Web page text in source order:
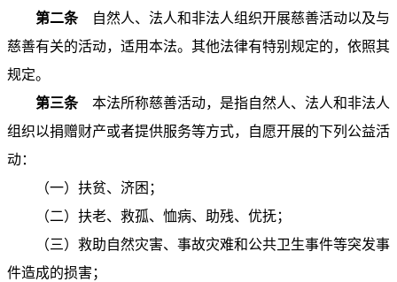
第二条自然人、法人和非法人组织开展慈善活动以及与
慈善有关的活动，适用本法。其他法律有特别规定的，依照其
规定。
第三条本法所称慈善活动，是指自然人、法人和非法人
组织以捐赠财产或者提供服务等方式，自愿开展的下列公益活
动：
（一）扶贫、济困；
（二）扶老、救孤、恤病、助残、优抚；
（三）救助自然灾害、事故灾难和公共卫生事件等突发事
件造成的损害；